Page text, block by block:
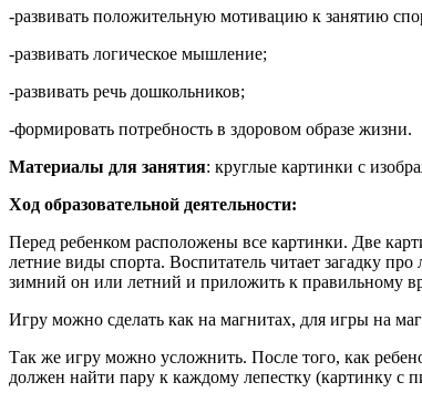
-развивать положительную мотивацию к занятию
-развивать логическое мышление;
-развивать речь дошкольников;
-формировать потребность в здоровом образе жизни.
Материалы для занятия: круглые картинки с
Ход образовательной деятельности:
Перед ребенком расположены все картинки. Две
летние виды спорта. Воспитатель читает загадку
зимний он или летний и приложить к правильному
Игру можно сделать как на магнитах, для игры на
Так же игру можно усложнить. После того, как
должен найти пару к каждому лепестку (картинку с